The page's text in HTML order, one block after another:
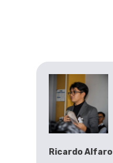
Ricardo Alfaro